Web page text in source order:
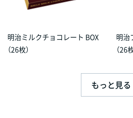
明治ミルクチョコレート BOX
（26枚）
明治
（26
もっと見る